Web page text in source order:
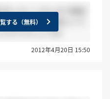
まったくこないので確実
ソニー系列の伝統という
やつでしょうね
する（無料）
2012年4月20日 15:50